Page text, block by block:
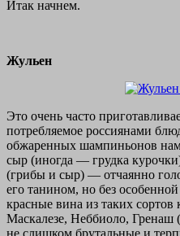
Итак начнем.
Жульен
Это очень часто
потребляемое россиянами
обжаренных шампиньонов нам
сыр (иногда — грудка
(грибы и сыр) — отчаянно
его танином, но без
красные вина из таких
Маскалезе, Неббиоло, Гренаш